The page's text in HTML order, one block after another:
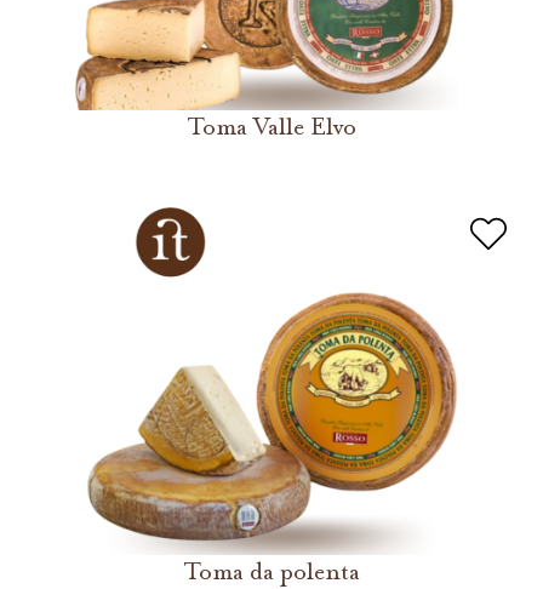
Toma Valle Elvo
Toma da polenta